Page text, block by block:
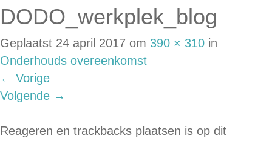
DODO_werkplek_blog
Geplaatst 24 april 2017 om 390 × 310 in
Onderhouds overeenkomst
← Vorige
Volgende →
Reageren en trackbacks plaatsen is op dit